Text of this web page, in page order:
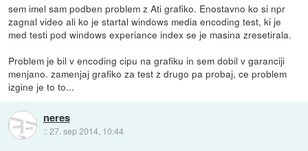
sem imel sam podben problem z Ati grafiko. Enostavno ko si npr
zagnal video ali ko je startal windows media encoding test, ki je
med testi pod windows experiance index se je masina zresetirala.
Problem je bil v encoding cipu na grafiku in sem dobil v garanciji
menjano. zamenjaj grafiko za test z drugo pa probaj, ce problem
izgine je to to...
neres
::27. sep 2014, 10:44